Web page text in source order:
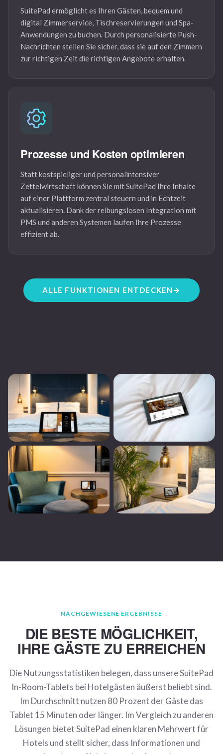
SuitePad ermöglicht es Ihren Gästen, bequem und
digital Zimmerservice, Tischreservierungen und Spa-
Anwendungen zu buchen. Durch personalisierte Push-
Nachrichten stellen Sie sicher, dass sie auf den Zimmern
zur richtigen Zeit die richtigen Angebote erhalten.
Prozesse und Kosten optimieren
Statt kostspieliger und personalintensiver
Zettelwirtschaft können Sie mit SuitePad Ihre Inhalte
auf einer Plattform zentral steuern und in Echtzeit
aktualisieren. Dank der reibungslosen Integration mit
PMS und anderen Systemen laufen Ihre Prozesse
effizient ab.
ALLE FUNKTIONEN ENTDECKEN→
NACHGEWIESENE ERGEBNISSE
DIE BESTE MÖGLICHKEIT,
IHRE GÄSTE ZU ERREICHEN
Die Nutzungsstatistiken belegen, dass unsere SuitePad
In-Room-Tablets bei Hotelgästen äußerst beliebt sind.
Im Durchschnitt nutzen 80 Prozent der Gäste das
Tablet 15 Minuten oder länger. Im Vergleich zu anderen
Lösungen bietet SuitePad einen klaren Mehrwert für
Hotels und stellt sicher, dass Informationen und